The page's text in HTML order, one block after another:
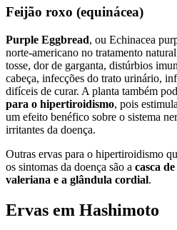
Feijão roxo (equinácea)
Purple Eggbread, ou Echinacea
norte-americano no tratamento
tosse, dor de garganta, distúrbios
cabeça, infecções do trato urinário,
difíceis de curar. A planta também
para o hipertiroidismo, pois
um efeito benéfico sobre o sistema
irritantes da doença.
Outras ervas para o hipertiroidismo
os sintomas da doença são a casca
valeriana e a glândula cordial.
Ervas em Hashimoto